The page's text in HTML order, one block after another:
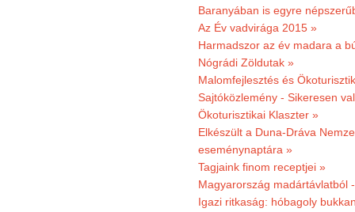
Baranyában is egyre
Az Év vadvirága 2015 »
Harmadszor az év madara a
Nógrádi Zöldutak »
Malomfejlesztés és
Sajtóközlemény - Sikeresen
Ökoturisztikai Klaszter »
Elkészült a Duna-Dráva
eseménynaptára »
Tagjaink finom receptjei »
Magyarország madártávlatból
Igazi ritkaság: hóbagoly